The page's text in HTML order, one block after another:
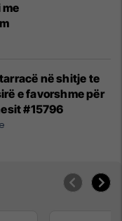
me
në shitje te
e favorshme për
#15796